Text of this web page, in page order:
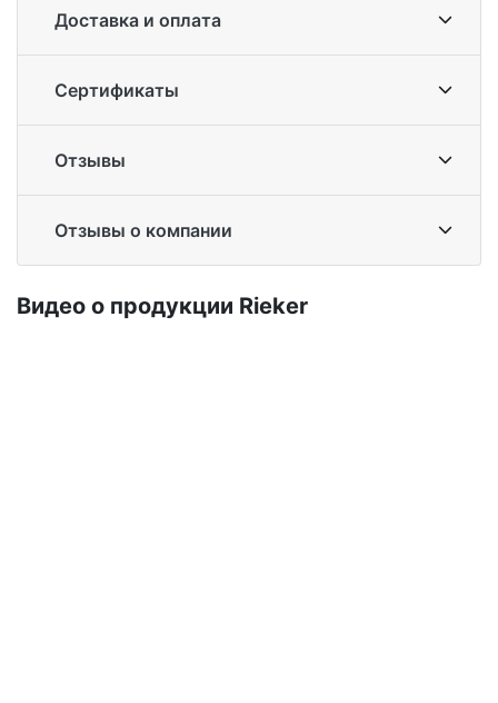
Доставка и оплата
Сертификаты
Отзывы
Отзывы о компании
Ви­део о про­дук­ции Ri­eker